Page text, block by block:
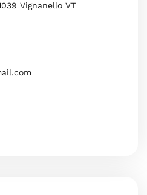
Vignanello VT